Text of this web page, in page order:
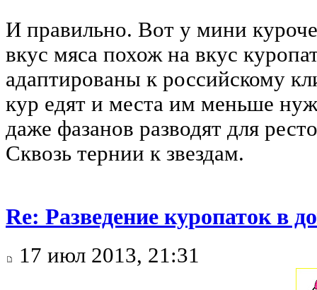
И правильно. Вот у мини
вкус мяса похож на вкус
адаптированы к российскому
кур едят и места им меньше
даже фазанов разводят для
Сквозь тернии к звездам.
Re: Разведение куропаток в
17 июл 2013, 21:31